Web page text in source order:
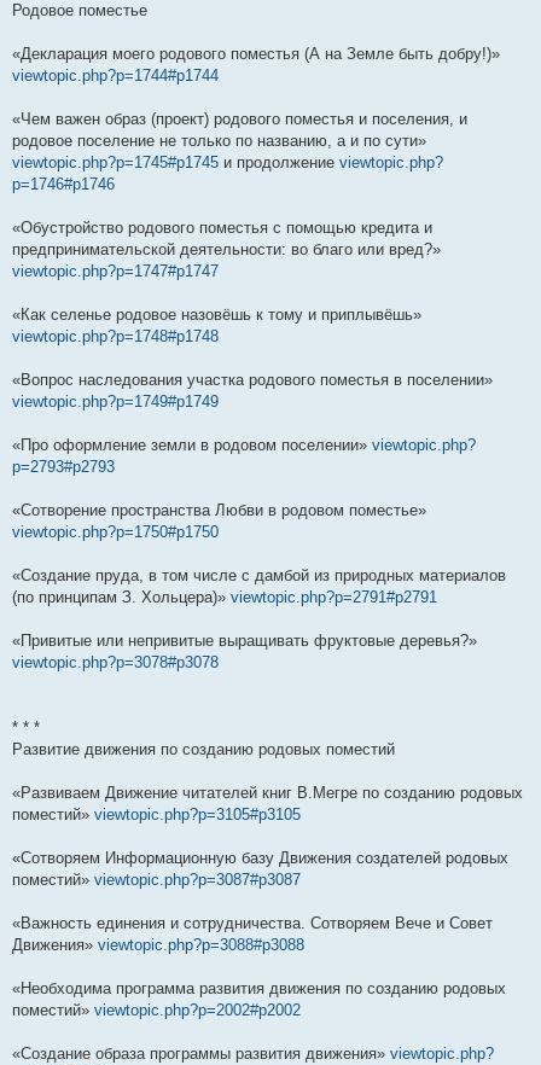
Родовое поместье
«Декларация моего родового поместья (А на Земле быть добру!)»
viewtopic.php?p=1744#p1744
«Чем важен образ (проект) родового поместья и поселения, и
родовое поселение не только по названию, а и по сути»
viewtopic.php?p=1745#p1745 и продолжение viewtopic.php?
p=1746#p1746
«Обустройство родового поместья с помощью кредита и
предпринимательской деятельности: во благо или вред?»
viewtopic.php?p=1747#p1747
«Как селенье родовое назовёшь к тому и приплывёшь»
viewtopic.php?p=1748#p1748
«Вопрос наследования участка родового поместья в поселении»
viewtopic.php?p=1749#p1749
«Про оформление земли в родовом поселении» viewtopic.php?
p=2793#p2793
«Сотворение пространства Любви в родовом поместье»
viewtopic.php?p=1750#p1750
«Создание пруда, в том числе с дамбой из природных материалов
(по принципам З. Хольцера)» viewtopic.php?p=2791#p2791
«Привитые или непривитые выращивать фруктовые деревья?»
viewtopic.php?p=3078#p3078
* * *
Развитие движения по созданию родовых поместий
«Развиваем Движение читателей книг В.Мегре по созданию родовых
поместий» viewtopic.php?p=3105#p3105
«Сотворяем Информационную базу Движения создателей родовых
поместий» viewtopic.php?p=3087#p3087
«Важность единения и сотрудничества. Сотворяем Вече и Совет
Движения» viewtopic.php?p=3088#p3088
«Необходима программа развития движения по созданию родовых
поместий» viewtopic.php?p=2002#p2002
«Создание образа программы развития движения» viewtopic.php?